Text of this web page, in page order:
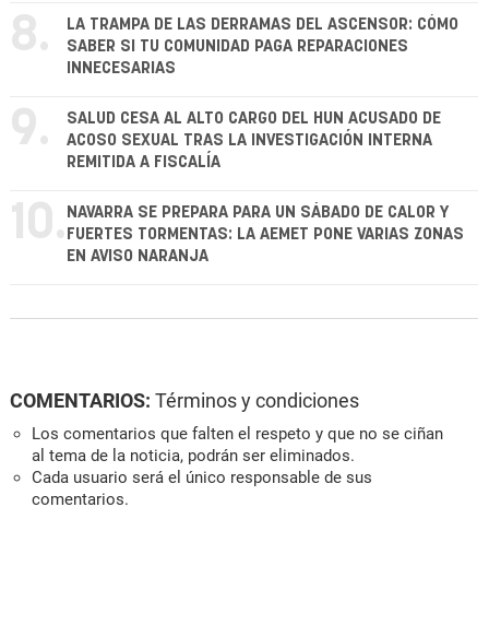
8.
LA TRAMPA DE LAS DERRAMAS DEL ASCENSOR: CÓMO
SABER SI TU COMUNIDAD PAGA REPARACIONES
INNECESARIAS
9.
SALUD CESA AL ALTO CARGO DEL HUN ACUSADO DE
ACOSO SEXUAL TRAS LA INVESTIGACIÓN INTERNA
REMITIDA A FISCALÍA
10. NAVARRA SE PREPARA PARA UN SÁBADO DE CALOR Y
FUERTES TORMENTAS: LA AEMET PONE VARIAS ZONAS
EN AVISO NARANJA
COMENTARIOS: Términos y condiciones
Los comentarios que falten el respeto y que no se ciñan
al tema de la noticia, podrán ser eliminados.
Cada usuario será el único responsable de sus
comentarios.